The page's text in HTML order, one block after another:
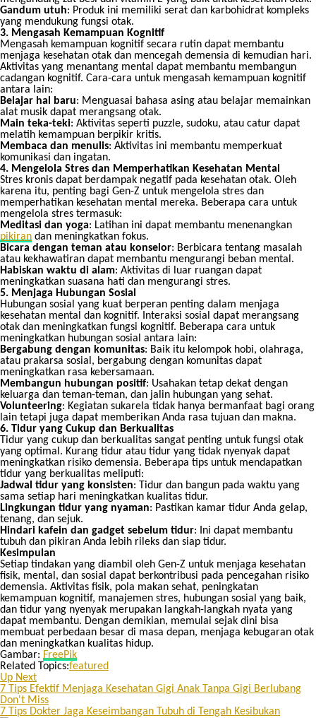
Gandum utuh: Produk ini memiliki serat dan karbohidrat kompleks
yang mendukung fungsi otak.
3. Mengasah Kemampuan Kognitif
Mengasah kemampuan kognitif secara rutin dapat membantu
menjaga kesehatan otak dan mencegah demensia di kemudian hari.
Aktivitas yang menantang mental dapat membantu membangun
cadangan kognitif. Cara-cara untuk mengasah kemampuan kognitif
antara lain:
Belajar hal baru: Menguasai bahasa asing atau belajar memainkan
alat musik dapat merangsang otak.
Main teka-teki: Aktivitas seperti puzzle, sudoku, atau catur dapat
melatih kemampuan berpikir kritis.
Membaca dan menulis: Aktivitas ini membantu memperkuat
komunikasi dan ingatan.
4. Mengelola Stres dan Memperhatikan Kesehatan Mental
Stres kronis dapat berdampak negatif pada kesehatan otak. Oleh
karena itu, penting bagi Gen-Z untuk mengelola stres dan
memperhatikan kesehatan mental mereka. Beberapa cara untuk
mengelola stres termasuk:
Meditasi dan yoga: Latihan ini dapat membantu menenangkan
pikiran dan meningkatkan fokus.
Bicara dengan teman atau konselor: Berbicara tentang masalah
atau kekhawatiran dapat membantu mengurangi beban mental.
Habiskan waktu di alam: Aktivitas di luar ruangan dapat
meningkatkan suasana hati dan mengurangi stres.
5. Menjaga Hubungan Sosial
Hubungan sosial yang kuat berperan penting dalam menjaga
kesehatan mental dan kognitif. Interaksi sosial dapat merangsang
otak dan meningkatkan fungsi kognitif. Beberapa cara untuk
meningkatkan hubungan sosial antara lain:
Bergabung dengan komunitas: Baik itu kelompok hobi, olahraga,
atau prakarsa sosial, bergabung dengan komunitas dapat
meningkatkan rasa kebersamaan.
Membangun hubungan positif: Usahakan tetap dekat dengan
keluarga dan teman-teman, dan jalin hubungan yang sehat.
Volunteering: Kegiatan sukarela tidak hanya bermanfaat bagi orang
lain tetapi juga dapat memberikan Anda rasa tujuan dan makna.
6. Tidur yang Cukup dan Berkualitas
Tidur yang cukup dan berkualitas sangat penting untuk fungsi otak
yang optimal. Kurang tidur atau tidur yang tidak nyenyak dapat
meningkatkan risiko demensia. Beberapa tips untuk mendapatkan
tidur yang berkualitas meliputi:
Jadwal tidur yang konsisten: Tidur dan bangun pada waktu yang
sama setiap hari meningkatkan kualitas tidur.
Lingkungan tidur yang nyaman: Pastikan kamar tidur Anda gelap,
tenang, dan sejuk.
Hindari kafein dan gadget sebelum tidur: Ini dapat membantu
tubuh dan pikiran Anda lebih rileks dan siap tidur.
Kesimpulan
Setiap tindakan yang diambil oleh Gen-Z untuk menjaga kesehatan
fisik, mental, dan sosial dapat berkontribusi pada pencegahan risiko
demensia. Aktivitas fisik, pola makan sehat, peningkatan
kemampuan kognitif, manajemen stres, hubungan sosial yang baik,
dan tidur yang nyenyak merupakan langkah-langkah nyata yang
dapat membantu. Dengan demikian, memulai sejak dini bisa
membuat perbedaan besar di masa depan, menjaga kebugaran otak
dan meningkatkan kualitas hidup.
Gambar: FreePik
Related Topics:featured
Up Next
7 Tips Efektif Menjaga Kesehatan Gigi Anak Tanpa Gigi Berlubang
Don't Miss
7 Tips Dokter Jaga Keseimbangan Tubuh di Tengah Kesibukan